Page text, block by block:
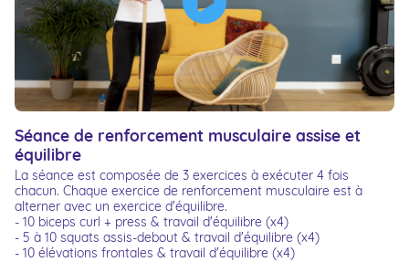
Séance de renforcement musculaire assise et
équilibre
La séance est composée de 3 exercices à exécuter 4 fois
chacun. Chaque exercice de renforcement musculaire est à
alterner avec un exercice d'équilibre.
- 10 biceps curl + press & travail d'équilibre (x4)
- 5 à 10 squats assis-debout & travail d'équilibre (x4)
- 10 élévations frontales & travail d'équilibre (x4)